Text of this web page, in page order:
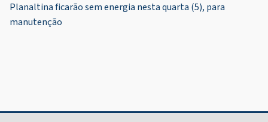
Post
Planaltina ficarão sem energia nesta quarta (5), para
manutenção